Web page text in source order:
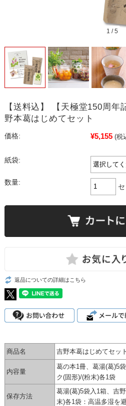
1 /5
【送料込】 【天極堂150周年
野本葛はじめてセット
価格: ¥5,155 (税
紙袋:
数量:
セ
返品についての詳細はこちら
商品名 吉野本葛はじめてセット
内容量
葛の本1冊、葛湯(葛)5
ク(固形)/(粉末)各1袋
保存方法
葛湯(葛)5袋入1箱、吉
末)各1袋：高温多湿を